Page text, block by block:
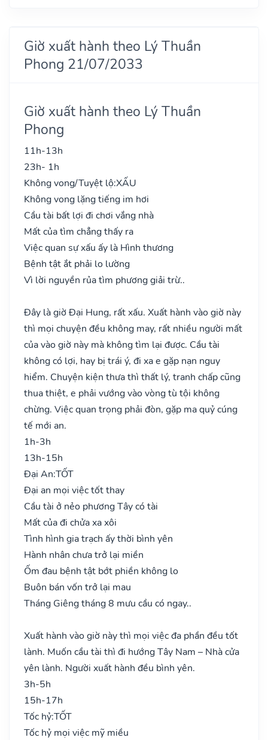
Giờ xuất hành theo Lý Thuần
Phong 21/07/2033
Giờ xuất hành theo Lý Thuần
Phong
11h-13h
23h- 1h
Không vong/Tuyệt lộ:XẤU
Không vong lặng tiếng im hơi
Cầu tài bất lợi đi chơi vắng nhà
Mất của tìm chẳng thấy ra
Việc quan sự xấu ấy là Hình thương
Bệnh tật ắt phải lo lường
Vì lời nguyền rủa tìm phương giải trừ..
Đây là giờ Đại Hung, rất xấu. Xuất hành vào giờ này
thì mọi chuyện đều không may, rất nhiều người mất
của vào giờ này mà không tìm lại được. Cầu tài
không có lợi, hay bị trái ý, đi xa e gặp nạn nguy
hiểm. Chuyện kiện thưa thì thất lý, tranh chấp cũng
thua thiệt, e phải vướng vào vòng tù tội không
chừng. Việc quan trọng phải đòn, gặp ma quỷ cúng
tế mới an.
1h-3h
13h-15h
Đại An:TỐT
Đại an mọi việc tốt thay
Cầu tài ở nẻo phương Tây có tài
Mất của đi chửa xa xôi
Tình hình gia trạch ấy thời bình yên
Hành nhân chưa trở lại miền
Ốm đau bệnh tật bớt phiền không lo
Buôn bán vốn trở lại mau
Tháng Giêng tháng 8 mưu cầu có ngay..
Xuất hành vào giờ này thì mọi việc đa phần đều tốt
lành. Muốn cầu tài thì đi hướng Tây Nam – Nhà cửa
yên lành. Người xuất hành đều bình yên.
3h-5h
15h-17h
Tốc hỷ:TỐT
Tốc hỷ mọi việc mỹ miều